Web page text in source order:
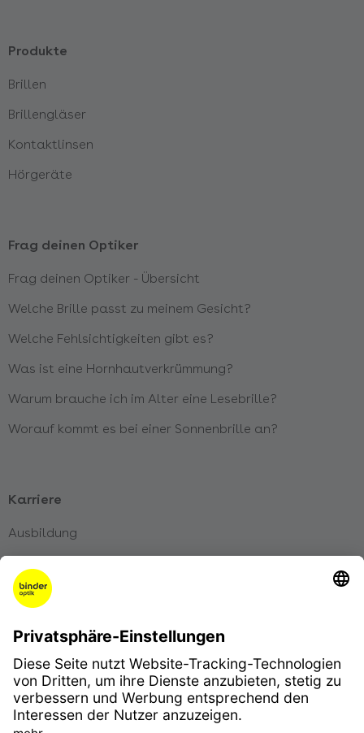
Produkte
Brillen
Brillengläser
Kontaktlinsen
Hörgeräte
Frag deinen Optiker
Frag deinen Optiker - Übersicht
Welche Brille passt zu meinem Gesicht?
Welche Fehlsichtigkeiten gibt es?
Was ist eine Hornhautverkrümmung?
Warum brauche ich im Alter eine Lesebrille?
Worauf kommt es bei einer Sonnenbrille an?
Karriere
Ausbildung
Initiativbewerbung